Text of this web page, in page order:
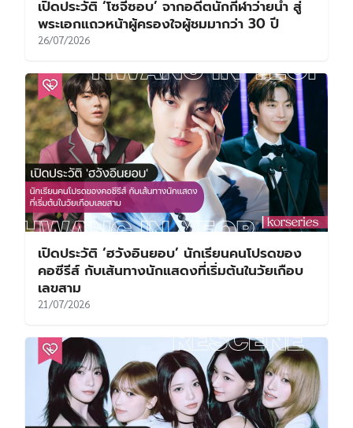
เปิดประวัติ ‘โซจีซอบ’ จากอดีตนักกีฬาว่ายน้ำ สู่
พระเอกแถวหน้าผู้ครองใจผู้ชมมากว่า 30 ปี
26/07/2026
เปิดประวัติ ‘ฮวังอินยอบ’ นักเรียนคนโปรดของ
คอซีรีส์ กับเส้นทางนักแสดงที่เริ่มต้นในวัยเกือบ
เลขสาม
21/07/2026